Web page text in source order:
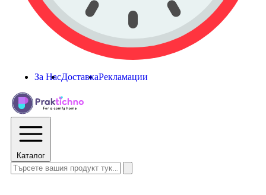
За НасДоставкаРекламации
Каталог